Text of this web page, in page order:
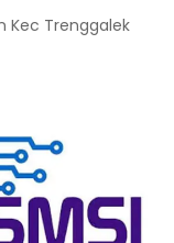
Kec Trenggalek